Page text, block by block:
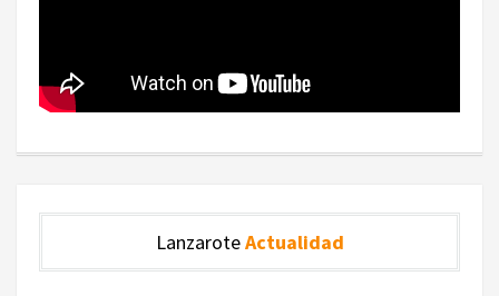
LanzaroteActualidad